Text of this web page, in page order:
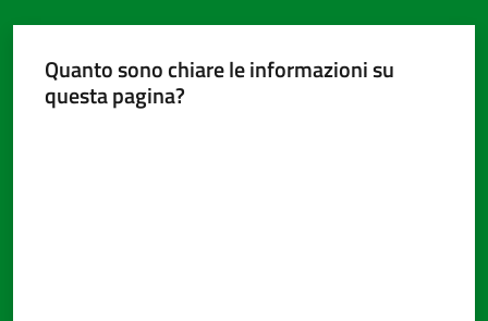
Quanto sono chiare le informazioni su
questa pagina?